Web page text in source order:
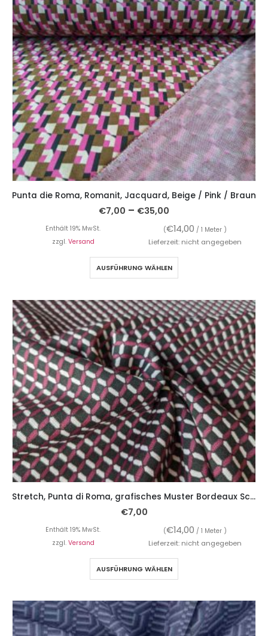
Punta die Roma, Romanit, Jacquard, Beige / Pink / Braun
€7,00 – €35,00
Enthält 19% MwSt. (€14,00 / 1 Meter )
zzgl. Versand Lieferzeit: nicht angegeben
AUSFÜHRUNG WÄHLEN
Stretch, Punta di Roma, grafisches Muster Bordeaux Schwarz
€7,00
Enthält 19% MwSt. (€14,00 / 1 Meter )
zzgl. Versand Lieferzeit: nicht angegeben
AUSFÜHRUNG WÄHLEN